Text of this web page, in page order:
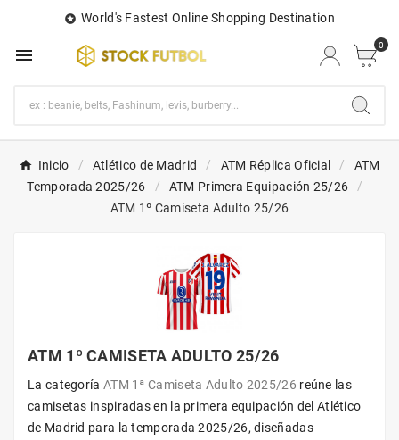
 World's Fastest Online Shopping Destination
 0
Inicio Atlético de Madrid ATM Réplica Oficial
ATM
Temporada 2025/26
ATM Primera Equipación 25/26
ATM 1º Camiseta Adulto 25/26
ATM 1º CAMISETA ADULTO 25/26
La categoría ATM 1ª Camiseta Adulto 2025/26 reúne las
camisetas inspiradas en la primera equipación del Atlético
de Madrid para la temporada 2025/26, diseñadas